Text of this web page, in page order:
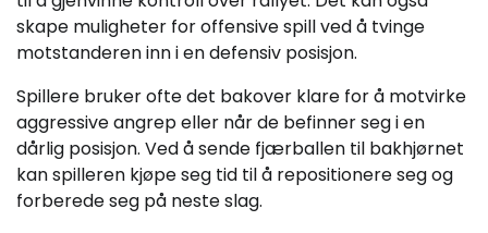
skape muligheter for offensive spill ved å tvinge
motstanderen inn i en defensiv posisjon.
Spillere bruker ofte det bakover klare for å motvirke
aggressive angrep eller når de befinner seg i en
dårlig posisjon. Ved å sende fjærballen til bakhjørnet
kan spilleren kjøpe seg tid til å repositionere seg og
forberede seg på neste slag.